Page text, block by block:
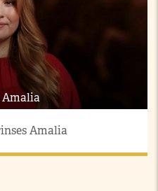
Amalia
Amalia